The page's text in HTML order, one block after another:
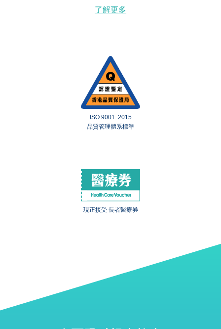
了解更多
ISO 9001: 2015
品質管理體系標準
現正接受 長者醫療券